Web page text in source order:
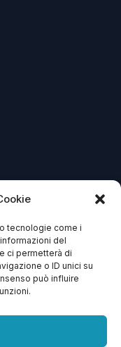
tecnologie come i
del
ci permetterà di
o ID unici su
può influire